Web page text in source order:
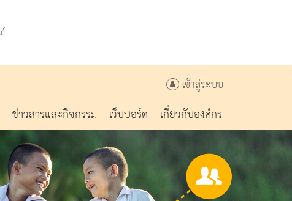
เข้าสู่ระบบ
ข่าวสารและกิจกรรม เว็บบอร์ด เกี่ยวกับองค์กร